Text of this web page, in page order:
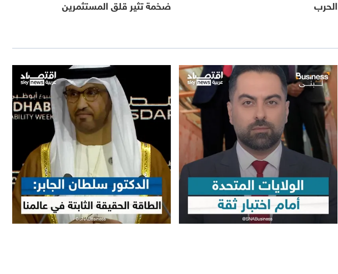
الحرب
ضخمة تثير قلق المستثمرين